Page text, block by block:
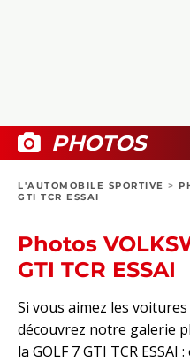
BOUTIQUE
PHOTOS
L'AUTOMOBILE SPORTIVE >
GTI TCR ESSAI
Photos
GTI TCR ESSAI
Si vous aimez les
découvrez notre galerie
la GOLF 7 GTI TCR